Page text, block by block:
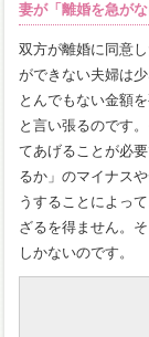
妻が「離婚を急が
双方が離婚に同意
ができない夫婦は
とんでもない金額
と言い張るのです
てあげることが必
るか」のマイナス
うすることによっ
ざるを得ません。
しかないのです。